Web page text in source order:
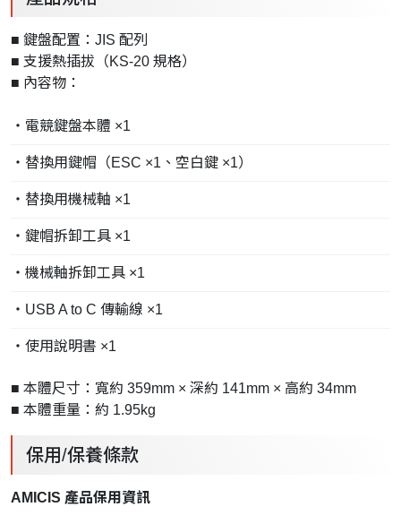
■ 鍵盤配置：JIS 配列
■ 支援熱插拔（KS-20 規格）
■ 內容物：
・電競鍵盤本體 ×1
・替換用鍵帽（ESC ×1、空白鍵 ×1）
・替換用機械軸 ×1
・鍵帽拆卸工具 ×1
・機械軸拆卸工具 ×1
・USB A to C 傳輸線 ×1
・使用說明書 ×1
■ 本體尺寸：寬約 359mm × 深約 141mm × 高約 34mm
■ 本體重量：約 1.95kg
保用/保養條款
AMICIS 產品保用資訊